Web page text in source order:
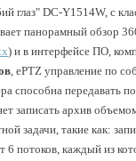
глаз" DC-Y1514W, с
панорамный обзор
) и в интерфейсе ПО,
, ePTZ управление по
передавать
записать архив
задачи, такие как:
каждый из